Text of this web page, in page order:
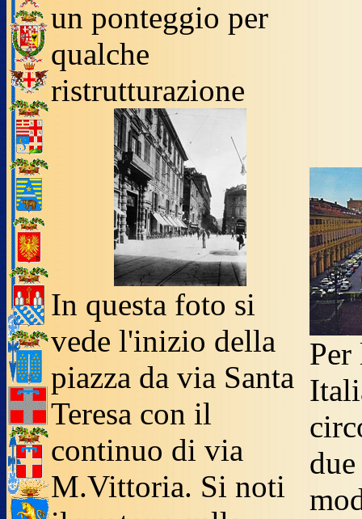
un ponteggio per
qualche
ristrutturazione
In questa foto si
vede l'inizio della
piazza da via Santa
Teresa con il
continuo di via
M.Vittoria. Si noti
Per